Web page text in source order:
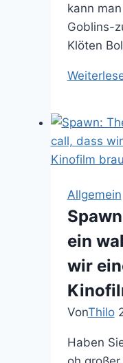
kann
Goblins-
Klöten
Allgemein
ein
wir
VonThilo
Haben